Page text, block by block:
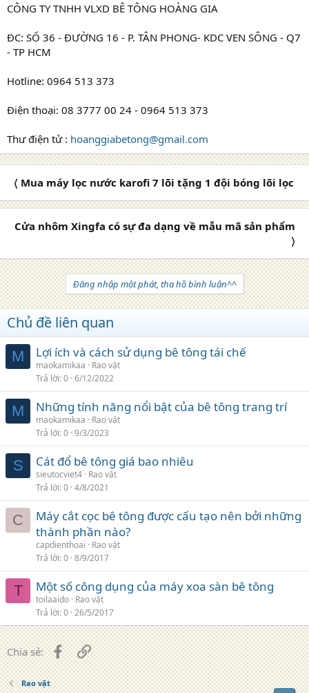
CÔNG TY TNHH VLXD BÊ TÔNG HOÀNG GIA
ĐC: SỐ 36 - ĐƯỜNG 16 - P. TÂN PHONG- KDC VEN SÔNG - Q7
- TP HCM
Hotline: 0964 513 373
Điện thoại: 08 3777 00 24 - 0964 513 373
Thư điện tử : hoanggiabetong@gmail.com
〈 Mua máy lọc nước karofi 7 lõi tặng 1 đội bóng lõi lọc
Cửa nhôm Xingfa có sự đa dạng về mẫu mã sản phẩm
〉
Đăng nhập một phát, tha hồ bình luận^^
Chủ đề liên quan
M Lợi ích và cách sử dụng bê tông tái chế
maokamikaa
Rao vặt
Trả lời 0 6/12/2022
M Những tính năng nổi bật của bê tông trang trí
maokamikaa
Rao vặt
Trả lời 0 9/3/2023
S Cát đổ bê tông giá bao nhiêu
sieutocviet4 Rao vặt
Trả lời 0 4/8/2021
C
Máy cắt cọc bê tông được cấu tạo nên bởi những
thành phần nào?
capdienthoai
Rao vặt
Trả lời 0 8/9/2017
T Một số công dụng của máy xoa sàn bê tông
toilaaido Rao vặt
Trả lời 0 26/5/2017
Chia sẻ: FacebookLiên kết
Rao vặt